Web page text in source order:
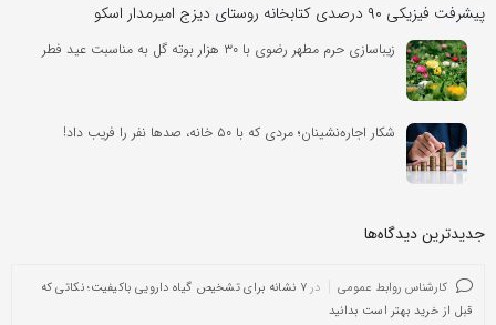
پیشرفت فیزیکی ۹۰ درصدی کتابخانه روستای دیزج امیرمدار اسکو
زیباسازی حرم مطهر رضوی با ۳۰ هزار بوته گل به مناسبت عید فطر
شکار اجاره‌نشینان؛ مردی که با ۵۰ خانه، صدها نفر را فریب داد!
جدیدترین دیدگاه‌‌ها
کارشناس روابط عمومی در
۷ نشانه برای تشخیص گیاه دارویی باکیفیت؛ نکاتی که
قبل از خرید بهتر است بدانید